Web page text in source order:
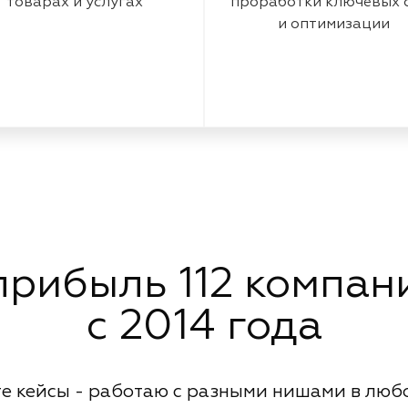
и оптимизации
112
с 2014 года
кейсы - работаю с разными нишами в